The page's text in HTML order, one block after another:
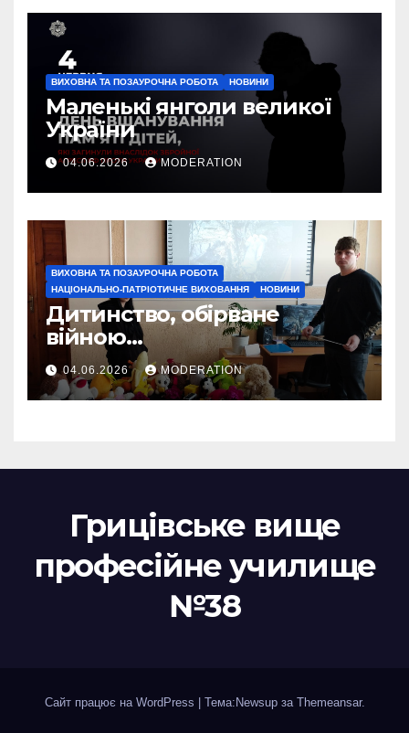
ВИХОВНА ТА ПОЗАУРОЧНА РОБОТА НОВИНИ
Маленькі янголи великої
України
04.06.2026 MODERATION
ВИХОВНА ТА ПОЗАУРОЧНА РОБОТА
НАЦІОНАЛЬНО-ПАТРІОТИЧНЕ ВИХОВАННЯ
НОВИНИ
Дитинство, обірване
війною…
04.06.2026 MODERATION
Грицівське вище
професійне училище
№38
Сайт працює на WordPress Тема:Newsup за Themeansar.